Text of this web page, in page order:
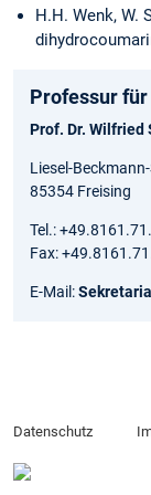
H.H. Wenk, W.
Professur
Prof. Dr. Wilfried
Liesel-Beckmann-
85354 Freising
Tel.:
Fax:
E-Mail:
Datenschutz